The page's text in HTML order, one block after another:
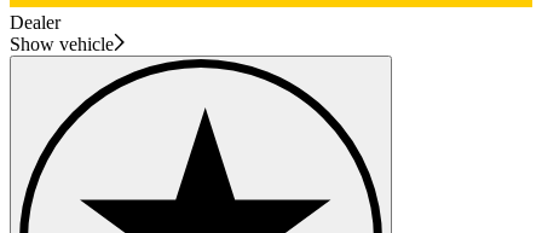
Dealer
Show vehicle